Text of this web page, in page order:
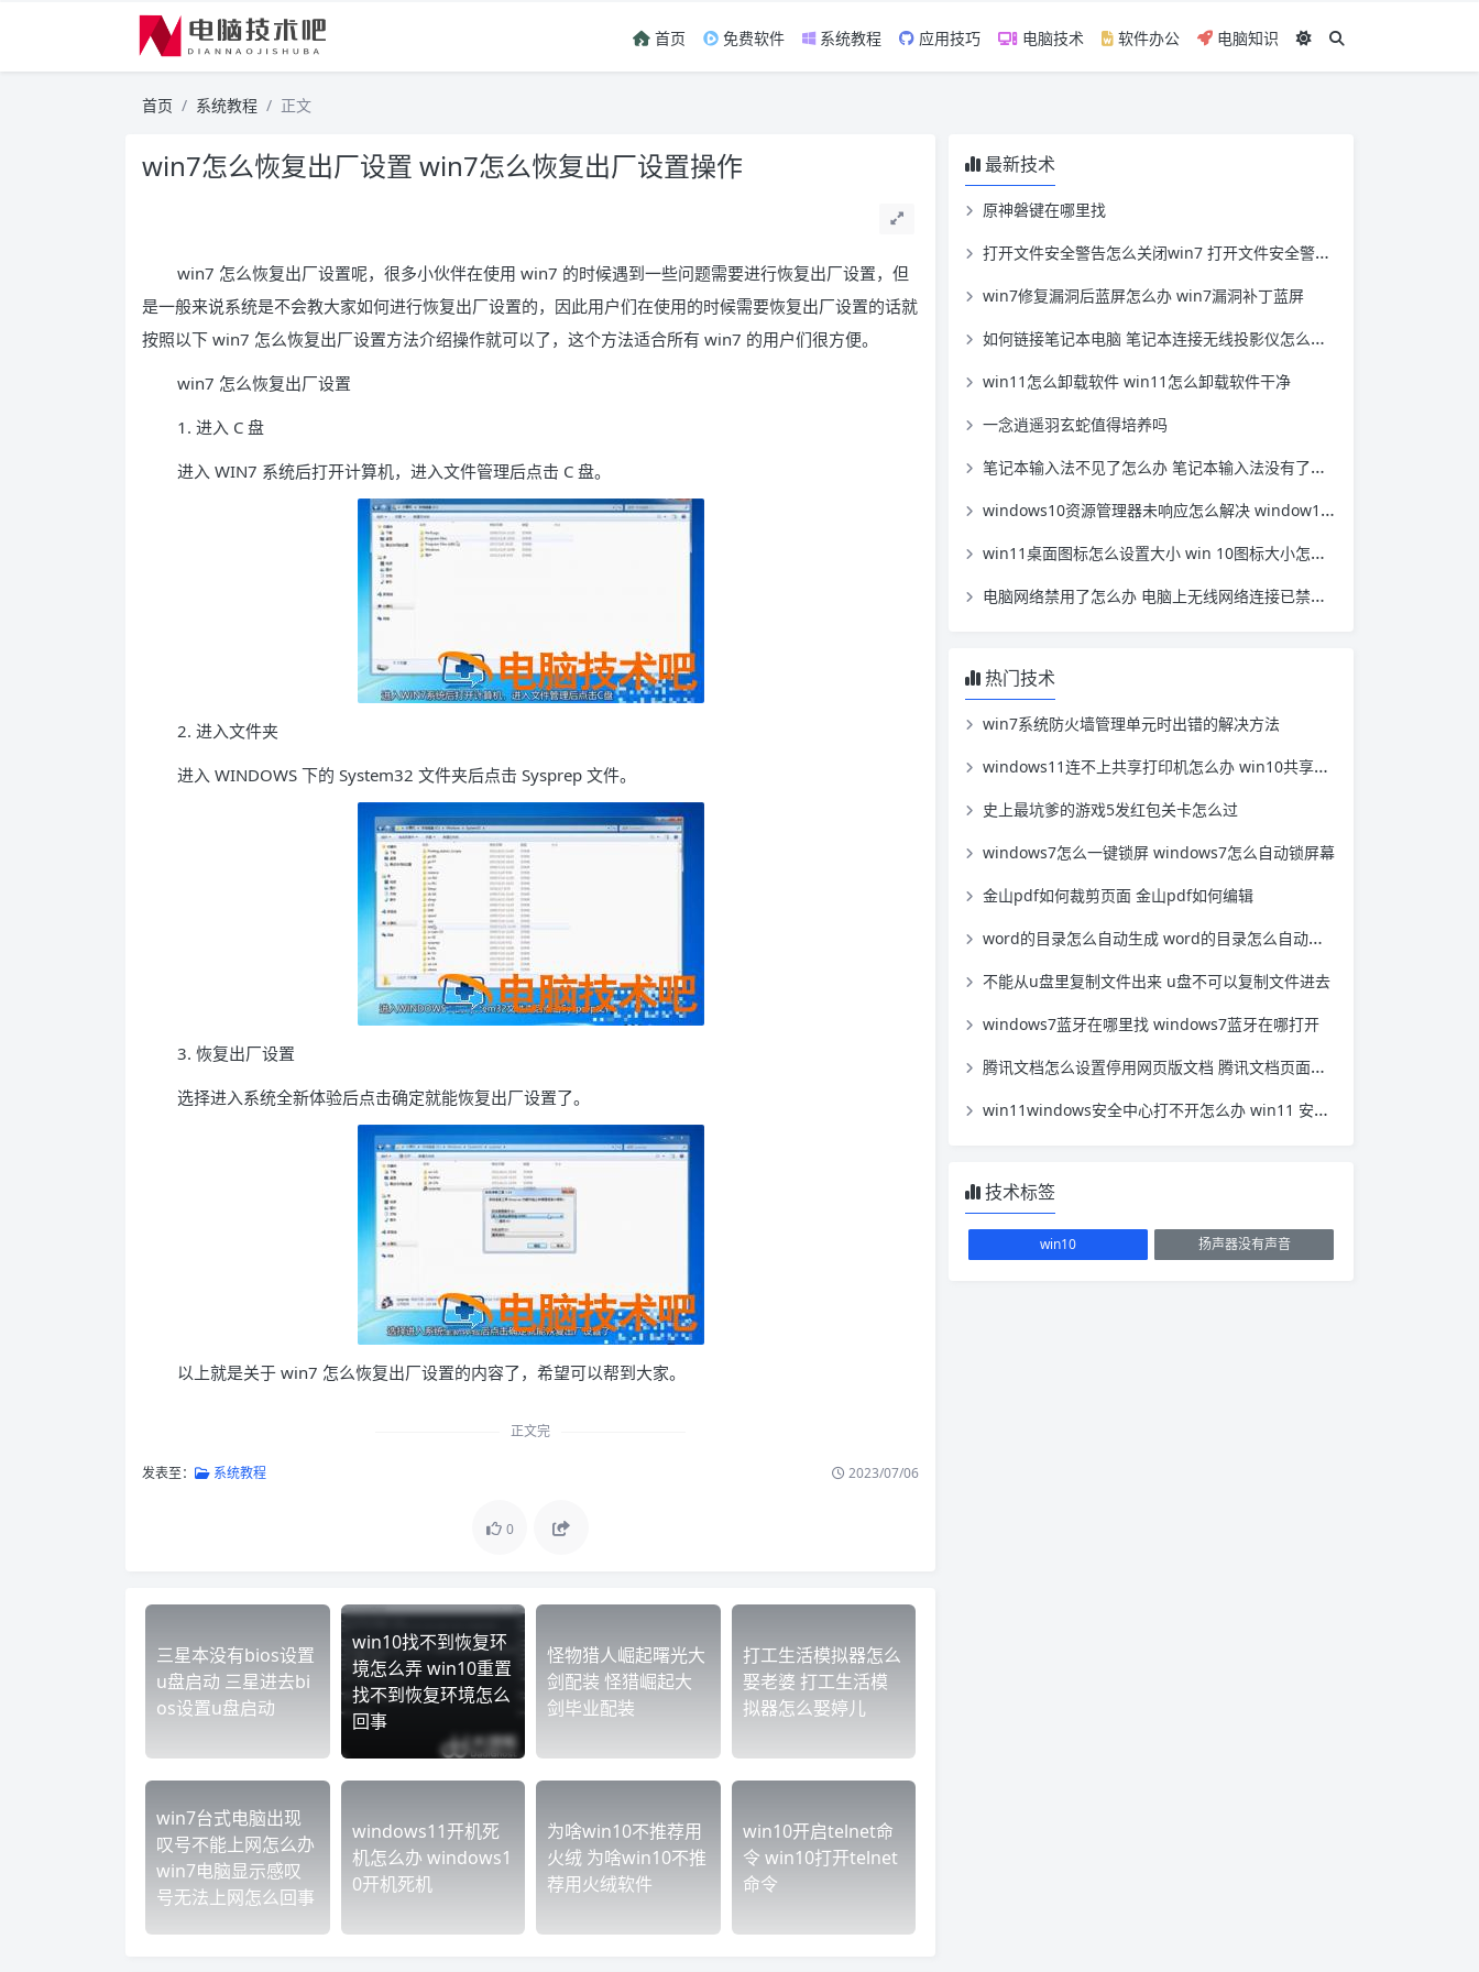
首页 免费软件 系统教程 应用技巧 电脑技术 软件办公 电脑知识
首页 系统教程 正文
win7怎么恢复出厂设置 win7怎么恢复出厂设置操作
win7 怎么恢复出厂设置呢，很多小伙伴在使用 win7 的时候遇到一些问题需要进行恢复出厂设置，但
是一般来说系统是不会教大家如何进行恢复出厂设置的，因此用户们在使用的时候需要恢复出厂设置的话就
按照以下 win7 怎么恢复出厂设置方法介绍操作就可以了，这个方法适合所有 win7 的用户们很方便。
win7 怎么恢复出厂设置
1. 进入 C 盘
进入 WIN7 系统后打开计算机，进入文件管理后点击 C 盘。
2. 进入文件夹
进入 WINDOWS 下的 System32 文件夹后点击 Sysprep 文件。
3. 恢复出厂设置
选择进入系统全新体验后点击确定就能恢复出厂设置了。
以上就是关于 win7 怎么恢复出厂设置的内容了，希望可以帮到大家。
正文完
发表至： 系统教程 2023/07/06
0
三星本没有bios设置
u盘启动 三星进去bi
os设置u盘启动
win10找不到恢复环
境怎么弄 win10重置
找不到恢复环境怎么
回事
怪物猎人崛起曙光大
剑配装 怪猎崛起大
剑毕业配装
打工生活模拟器怎么
娶老婆 打工生活模
拟器怎么娶婷儿
win7台式电脑出现
叹号不能上网怎么办
win7电脑显示感叹
号无法上网怎么回事
windows11开机死
机怎么办 windows1
0开机死机
为啥win10不推荐用
火绒 为啥win10不推
荐用火绒软件
win10开启telnet命
令 win10打开telnet
命令
最新技术
原神磐键在哪里找
打开文件安全警告怎么关闭win7 打开文件安全警告怎么关闭win11
win7修复漏洞后蓝屏怎么办 win7漏洞补丁蓝屏
如何链接笔记本电脑 笔记本连接无线投影仪怎么连接
win11怎么卸载软件 win11怎么卸载软件干净
一念逍遥羽玄蛇值得培养吗
笔记本输入法不见了怎么办 笔记本输入法没有了怎么办
windows10资源管理器未响应怎么解决 window10资源管理器无响应
win11桌面图标怎么设置大小 win 10图标大小怎么设置
电脑网络禁用了怎么办 电脑上无线网络连接已禁用怎么办
热门技术
win7系统防火墙管理单元时出错的解决方法
windows11连不上共享打印机怎么办 win10共享打印机连接不上怎么回事
史上最坑爹的游戏5发红包关卡怎么过
windows7怎么一键锁屏 windows7怎么自动锁屏幕
金山pdf如何裁剪页面 金山pdf如何编辑
word的目录怎么自动生成 word的目录怎么自动生成一页
不能从u盘里复制文件出来 u盘不可以复制文件进去
windows7蓝牙在哪里找 windows7蓝牙在哪打开
腾讯文档怎么设置停用网页版文档 腾讯文档页面设置
win11windows安全中心打不开怎么办 win11 安全中心打不开
技术标签
win10 扬声器没有声音